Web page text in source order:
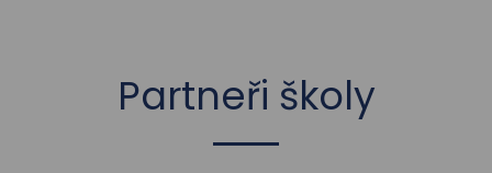
Partneři školy